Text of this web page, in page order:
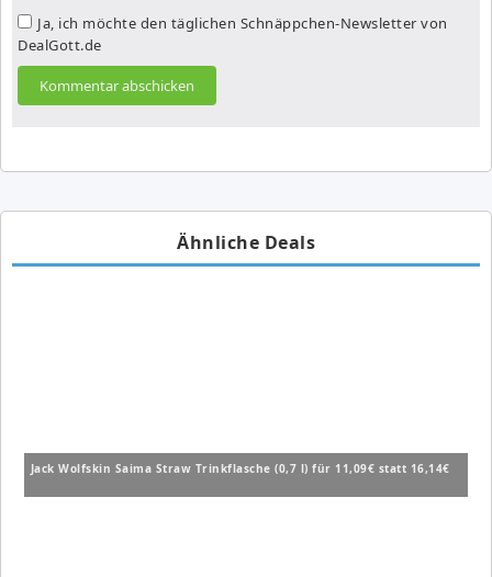
Ja, ich möchte den täglichen Schnäppchen-Newsletter von
DealGott.de
Ähnliche Deals
Jack Wolfskin Saima Straw Trinkflasche (0,7 l) für 11,09€ statt 16,14€